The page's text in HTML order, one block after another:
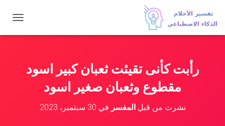
ب
رأبت كأنى تقيئت ثعبان كبير اسود
مقطوع وثعبان صغير اسود
نشرت من قبلالمفسر في 30 سبتمبر، 2023